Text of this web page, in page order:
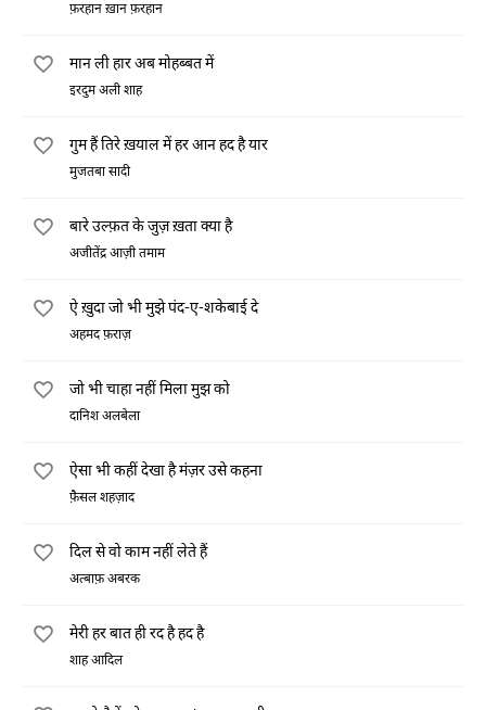
फ़रहान ख़ान फ़रहान
मान ली हार अब मोहब्बत में
इरदुम अली शाह
गुम हैं तिरे ख़याल में हर आन हद है यार
मुजतबा सादी
बारे उल्फ़त के जुज़ ख़ता क्या है
अजीतेंद्र आज़ी तमाम
ऐ ख़ुदा जो भी मुझे पंद-ए-शकेबाई दे
अहमद फ़राज़
जो भी चाहा नहीं मिला मुझ को
दानिश अलबेला
ऐसा भी कहीं देखा है मंज़र उसे कहना
फ़ैसल शहज़ाद
दिल से वो काम नहीं लेते हैं
अत्बाफ़ अबरक
मेरी हर बात ही रद है हद है
शाह आदिल